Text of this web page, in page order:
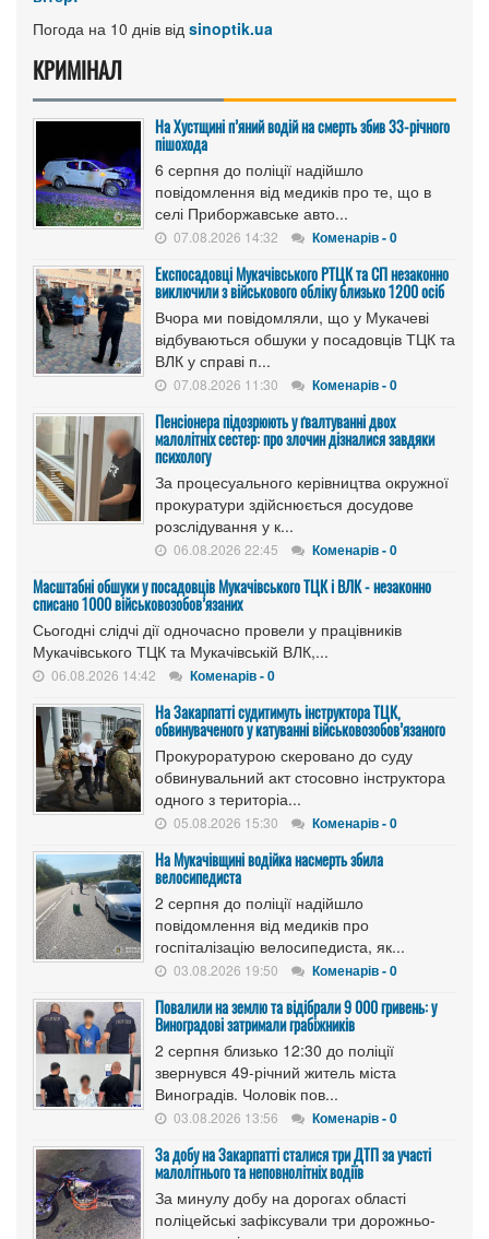
Погода на 10 днів від sinoptik.ua
КРИМІНАЛ
На Хустщині п’яний водій на смерть збив 33-річного
пішохода
6 серпня до поліції надійшло
повідомлення від медиків про те, що в
селі Приборжавське авто...
07.08.2026 14:32 Коменарів - 0
Експосадовці Мукачівського РТЦК та СП незаконно
виключили з військового обліку близько 1200 осіб
Вчора ми повідомляли, що у Мукачеві
відбуваються обшуки у посадовців ТЦК та
ВЛК у справі п...
07.08.2026 11:30 Коменарів - 0
Пенсіонера підозрюють у ґвалтуванні двох
малолітніх сестер: про злочин дізналися завдяки
психологу
За процесуального керівництва окружної
прокуратури здійснюється досудове
розслідування у к...
06.08.2026 22:45 Коменарів - 0
Масштабні обшуки у посадовців Мукачівського ТЦК і ВЛК - незаконно
списано 1000 військовозобов’язаних
Сьогодні слідчі дії одночасно провели у працівників
Мукачівського ТЦК та Мукачівській ВЛК,...
06.08.2026 14:42 Коменарів - 0
На Закарпатті судитимуть інструктора ТЦК,
обвинуваченого у катуванні військовозобов’язаного
Прокуроратурою скеровано до суду
обвинувальний акт стосовно інструктора
одного з територіа...
05.08.2026 15:30 Коменарів - 0
На Мукачівщині водійка насмерть збила
велосипедиста
2 серпня до поліції надійшло
повідомлення від медиків про
госпіталізацію велосипедиста, як...
03.08.2026 19:50 Коменарів - 0
Повалили на землю та відібрали 9 000 гривень: у
Виноградові затримали грабіжників
2 серпня близько 12:30 до поліції
звернувся 49-річний житель міста
Виноградів. Чоловік пов...
03.08.2026 13:56 Коменарів - 0
За добу на Закарпатті сталися три ДТП за участі
малолітнього та неповнолітніх водіїв
За минулу добу на дорогах області
поліцейські зафіксували три дорожньо-